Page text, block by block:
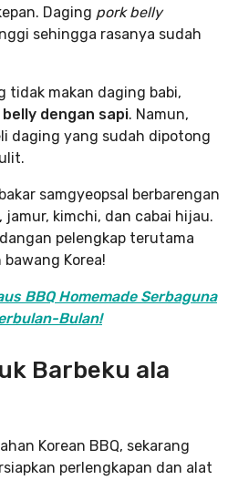
Daging pork belly
sehingga rasanya sudah
tidak makan daging babi,
dengan sapi. Namun,
daging yang sudah dipotong
samgyeopsal berbarengan
kimchi, dan cabai hijau.
pelengkap terutama
Korea!
BBQ Homemade Serbaguna
Bulan!
Barbeku ala
Korean BBQ, sekarang
perlengkapan dan alat